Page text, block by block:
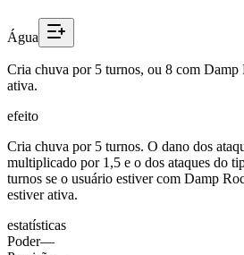
Água
Cria chuva por 5 turnos, ou 8 com Damp
ativa.
efeito
Cria chuva por 5 turnos. O dano dos
multiplicado por 1,5 e o dos ataques do
turnos se o usuário estiver com Damp
estiver ativa.
estatísticas
Poder—